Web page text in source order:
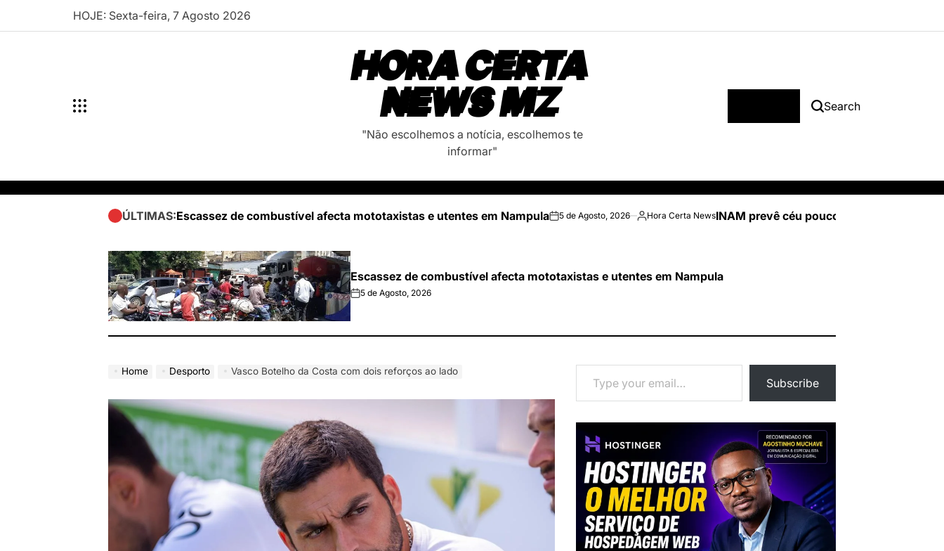
HOJE: Sexta-feira, 7 Agosto 2026
HORA CERTA
NEWS MZ
"Não escolhemos a notícia, escolhemos te
informar"
Search
ÚLTIMAS:Escassez de combustível afecta mototaxistas e utentes em Nampulaon5 de Agosto, 2026
Posted
Hora Certa NewsINAM prevê céu pouco nublado e
Escassez de combustível afecta mototaxistas e utentes em Nampula
on5 de Agosto, 2026
Home Desporto Vasco Botelho da Costa com dois reforços ao lado
Type your email…
Subscribe